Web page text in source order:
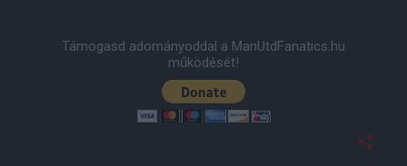
Támogasd adományoddal a ManUtdFanatics.hu
működését!